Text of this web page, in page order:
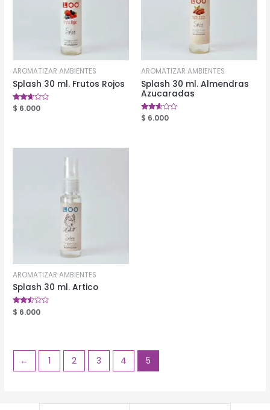
AROMATIZAR AMBIENTES
Splash 30 ml. Frutos Rojos
Valorado
en
$ 6.000
AROMATIZAR AMBIENTES
Splash 30 ml. Almendras
Azucaradas
Valorado
en
$ 6.000
AROMATIZAR AMBIENTES
Splash 30 ml. Artico
Valorado
en
$ 6.000
← 1 2 3 4 5